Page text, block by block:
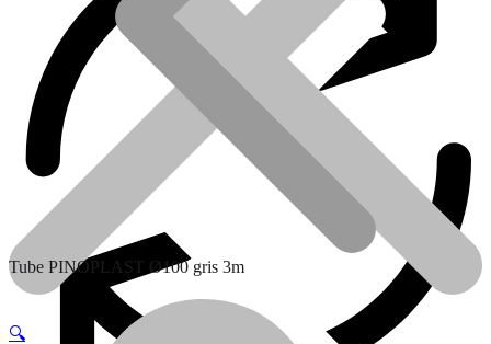
Tube PINOPLAST Ø100 gris 3m
🔍